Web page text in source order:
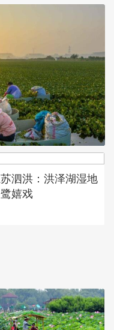
泗洪：洪泽湖湿地
嬉戏